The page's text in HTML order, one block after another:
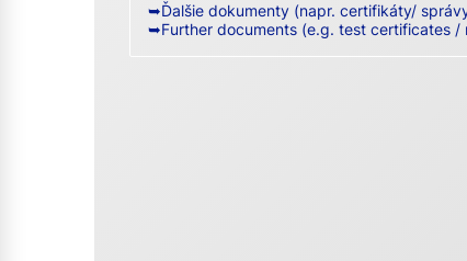
➥Ďalšie dokumenty (napr. certifikáty/
➥Further documents (e.g. test certificates /